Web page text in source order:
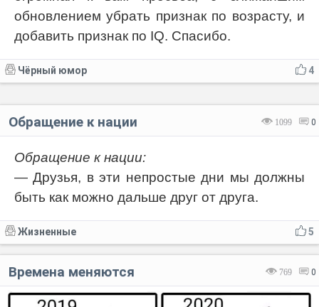
обновлением убрать признак по возрасту, и
добавить признак по IQ. Спасибо.
4
Чёрный юмор
1099 0
Обращение к нации
Обращение к нации:
— Друзья, в эти непростые дни мы должны
быть как можно дальше друг от друга.
5
Жизненные
769 0
Времена меняются